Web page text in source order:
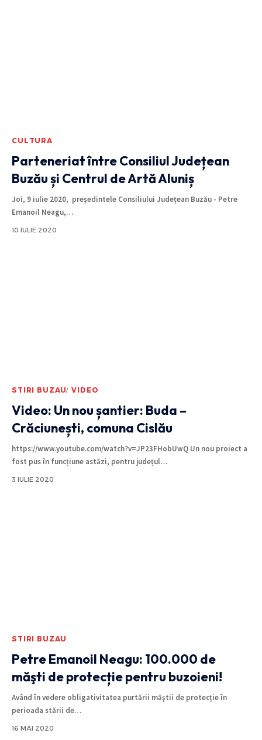
CULTURA
Parteneriat între Consiliul Județean
Buzău și Centrul de Artă Aluniș
Joi, 9 iulie 2020, președintele Consiliului Județean Buzău - Petre
Emanoil Neagu,…
10 IULIE 2020
STIRI BUZAU VIDEO
Video: Un nou șantier: Buda –
Crăciunești, comuna Cislău
https://www.youtube.com/watch?v=JP23FHobUwQ Un nou proiect a
fost pus în funcțiune astăzi, pentru județul…
3 IULIE 2020
STIRI BUZAU
Petre Emanoil Neagu: 100.000 de
măşti de protecție pentru buzoieni!
Având în vedere obligativitatea purtării măştii de protecție în
perioada stării de…
16 MAI 2020